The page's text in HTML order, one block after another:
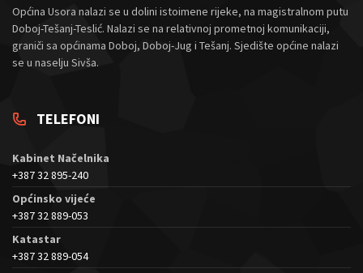
Općina Usora nalazi se u dolini istoimene rijeke, na magistralnom putu
Doboj-Tešanj-Teslić. Nalazi se na relativnoj prometnoj komunikaciji,
graniči sa općinama Doboj, Doboj-Jug i Tešanj. Sjedište općine nalazi
se u naselju Sivša.
TELEFONI
Kabinet Načelnika
+387 32 895-240
Općinsko vijeće
+387 32 889-053
Katastar
+387 32 889-054